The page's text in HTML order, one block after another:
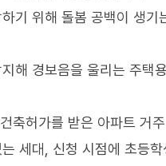
기 위해 돌봄 공백이 생
해 경보음을 울리는 주택
축허가를 받은 아파트 거
세대, 신청 시점에 초등